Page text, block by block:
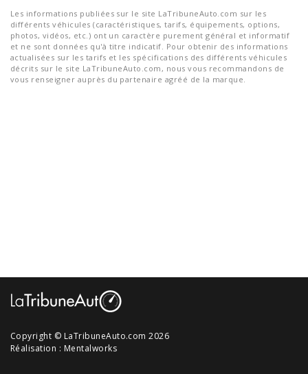
Les informations publiées sur le site LaTribuneAuto.com sur les
différents véhicules (caractéristiques, tarifs, équipements, options,
photos, vidéos, etc.) ont un caractère purement général et informatif
et ne sont données qu'à titre indicatif. Pour obtenir des informations
actualisées sur les tarifs et les spécifications des différents véhicules
décrits sur le site LaTribuneAuto.com, nous vous recommandons de
vous renseigner auprès du partenaire agréé de la marque.
Copyright © LaTribuneAuto.com 2026
Réalisation : Mentalworks